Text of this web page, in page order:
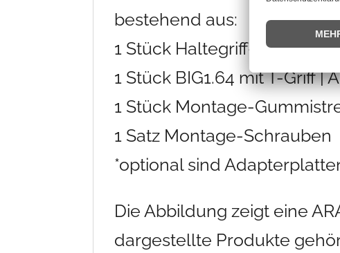
bestehend aus:
1 Stück Haltegriff-Konsole
1 Stück BIG1.64 mit T-Griff |
1 Stück Montage-
1 Satz Montage-Schrauben
*optional sind
Die Abbildung zeigt eine
dargestellte Produkte